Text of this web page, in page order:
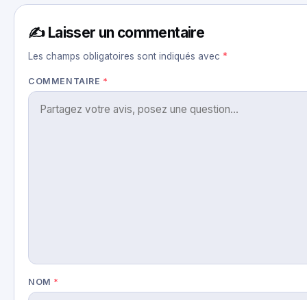
✍️ Laisser un commentaire
Les champs obligatoires sont indiqués avec *
COMMENTAIRE *
NOM *